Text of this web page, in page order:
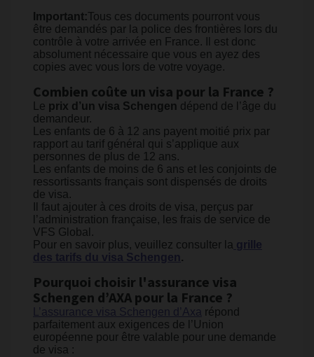
Important:Tous ces documents pourront vous
être demandés par la police des frontières lors du
contrôle à votre arrivée en France. Il est donc
absolument nécessaire que vous en ayez des
copies avec vous lors de votre voyage.
Combien coûte un visa pour la France ?
Le prix d’un visa Schengen dépend de l’âge du
demandeur.
Les enfants de 6 à 12 ans payent moitié prix par
rapport au tarif général qui s’applique aux
personnes de plus de 12 ans.
Les enfants de moins de 6 ans et les conjoints de
ressortissants français sont dispensés de droits
de visa.
Il faut ajouter à ces droits de visa, perçus par
l’administration française, les frais de service de
VFS Global.
Pour en savoir plus, veuillez consulter la grille
des tarifs du visa Schengen.
Pourquoi choisir l'assurance visa
Schengen d’AXA pour la France ?
L’assurance visa Schengen d’Axa répond
parfaitement aux exigences de l’Union
européenne pour être valable pour une demande
de visa :